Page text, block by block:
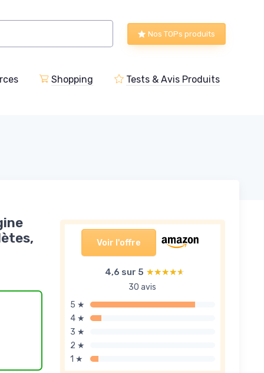
Nos TOPs produits
Shopping Tests & Avis Produits
Voir l'offre
4,6 sur 5 ★★★★★
★★★★★
30 avis
5 ★
4 ★
3 ★
2 ★
1 ★